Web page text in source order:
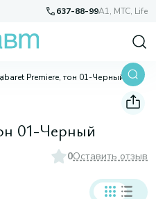
637-88-99A1, МТС, Life
Premiere, тон 01-Черный
01-Черный
0Оставить отзыв